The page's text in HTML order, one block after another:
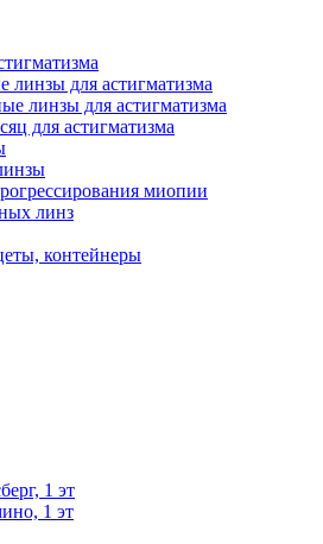
линзы для астигматизма
линзы для астигматизма
для астигматизма
миопии
линз
контейнеры
1 эт
1 эт